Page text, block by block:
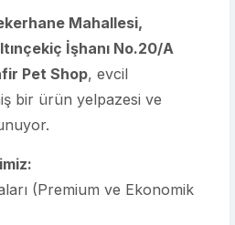
Mahallesi,
İşhanı No.20/A
Pet Shop, evcil
bir ürün yelpazesi ve
(Premium ve Ekonomik